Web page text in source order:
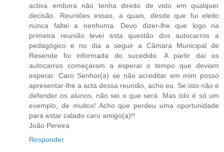
activa embora não tenha direito de voto em qualquer
decisão. Reuniões essas, a quais, desde que fui eleito
nunca faltei a nenhuma. Devo dizer-lhe que logo na
primeira reunião levei esta questão dos autocarros a
pedagógico e no dia a seguir a Câmara Municipal de
Resende foi informada do sucedido. A partir daí os
autocarros começaram a esperar o tempo que deviam
esperar. Caro Senhor(a) se não acreditar em mim posso
apresentar-lhe a acta dessa reunião, acho eu. Se isto não é
defender os alunos, não sei o que será. Mas isto é só um
exemplo, de muitos! Acho que perdeu uma oportunidade
para estar calado caro amigo(a)!!
João Pereira
Responder